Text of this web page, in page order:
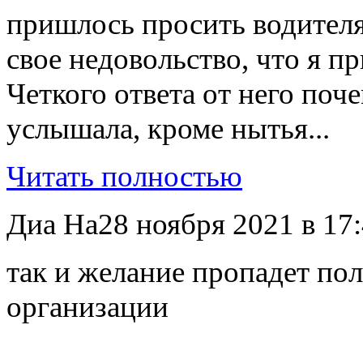
пришлось просить
свое недовольство, что я
Четкого ответа от него
услышала, кроме нытья...
Читать полностью
Диа На28 ноября 2021 в
так и желание пропадет
организации